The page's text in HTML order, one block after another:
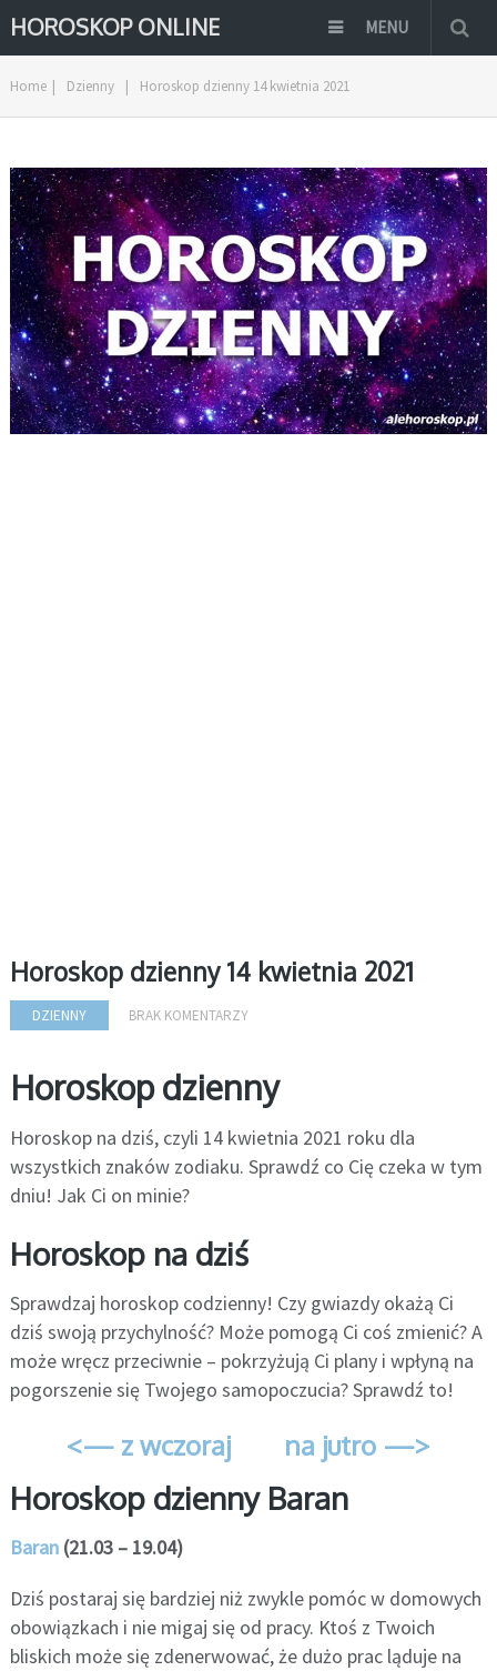
HOROSKOP ONLINE MENU
Home | Dzienny | Horoskop dzienny 14 kwietnia 2021
Horoskop dzienny 14 kwietnia 2021
DZIENNY BRAK KOMENTARZY
Horoskop dzienny
Horoskop na dziś, czyli 14 kwietnia 2021 roku dla
wszystkich znaków zodiaku. Sprawdź co Cię czeka w tym
dniu! Jak Ci on minie?
Horoskop na dziś
Sprawdzaj horoskop codzienny! Czy gwiazdy okażą Ci
dziś swoją przychylność? Może pomogą Ci coś zmienić? A
może wręcz przeciwnie – pokrzyżują Ci plany i wpłyną na
pogorszenie się Twojego samopoczucia? Sprawdź to!
<— z wczoraj na jutro —>
Horoskop dzienny Baran
Baran(21.03 – 19.04)
Dziś postaraj się bardziej niż zwykle pomóc w domowych
obowiązkach i nie migaj się od pracy. Ktoś z Twoich
bliskich może się zdenerwować, że dużo prac ląduje na